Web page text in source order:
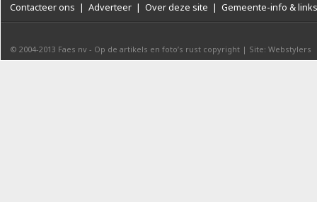
Contacteer ons | Adverteer | Over deze site | Gemeente-info & links
© 2004-2013 Faes nv - Op de artikels en foto’s rust copyright | Site: Webstylers